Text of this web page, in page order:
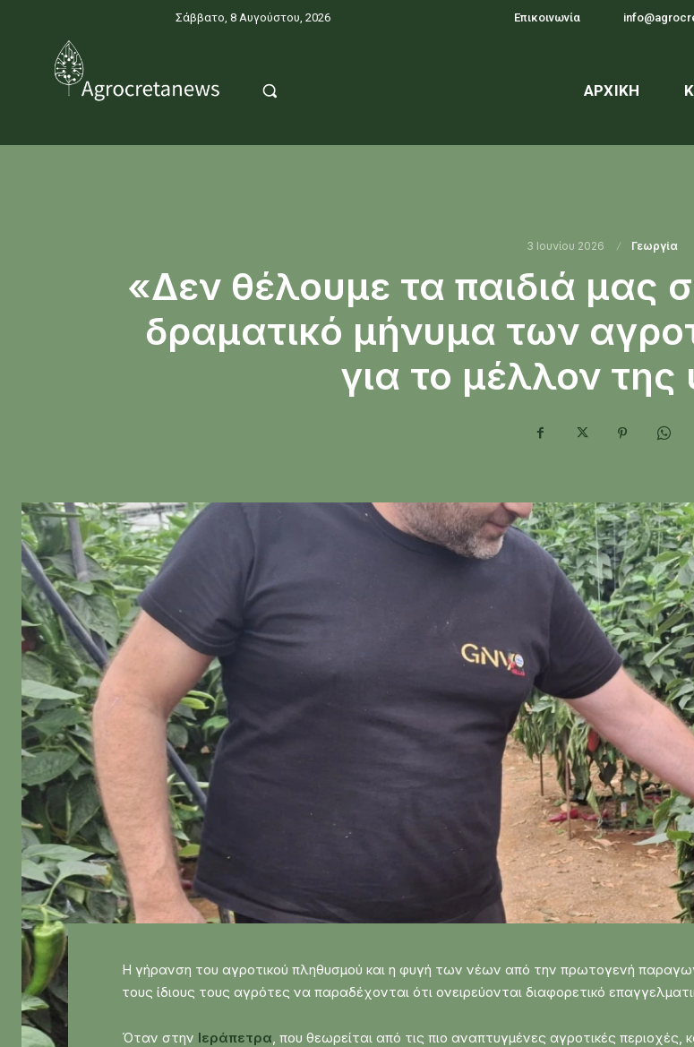
Σάββατο, 8 Αυγούστου, 2026 Επικοινωνία
ΑΡΧΙΚΉ
3 Ιουνίου 2026 Γεωργία
«Δεν θέλουμε τα παιδιά μας
δραματικό μήνυμα των
για το μέλλον της
Η γήρανση του αγροτικού πληθυσμού και η φυγή των νέων από την πρωτογενή
τους ίδιους τους αγρότες να παραδέχονται ότι ονειρεύονται διαφορετικό
Όταν στην Ιεράπετρα , που θεωρείται από τις πιο αναπτυγμένες αγροτικές